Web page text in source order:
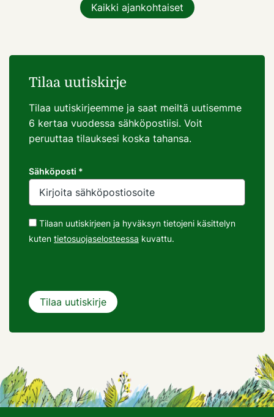
Kaikki ajankohtaiset
Tilaa uutiskirje
Tilaa uutiskirjeemme ja saat meiltä uutisemme
6 kertaa vuodessa sähköpostiisi. Voit
peruuttaa tilauksesi koska tahansa.
Sähköposti *
Tilaan uutiskirjeen ja hyväksyn tietojeni käsittelyn
kuten tietosuojaselosteessa kuvattu.